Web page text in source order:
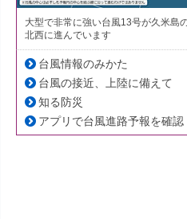
大型で非常に強い台風13号が久米島
北西に進んでいます
台風情報のみかた
台風の接近、上陸に備えて
知る防災
アプリで台風進路予報を確認